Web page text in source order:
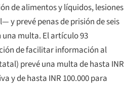
de alimentos y líquidos, lesiones
y prevé penas de prisión de seis
una multa. El artículo 93
de facilitar información al
prevé una multa de hasta INR
y de hasta INR 100.000 para